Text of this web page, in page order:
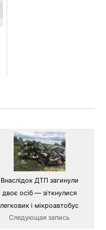
Внаслідок ДТП загинули
двоє осіб — зіткнулися
легковик і мікроавтобус
Следующая запись